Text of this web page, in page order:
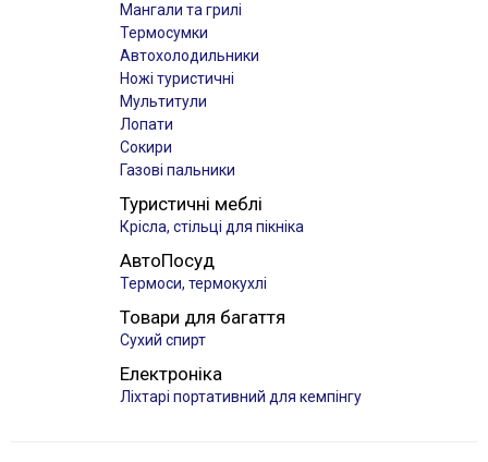
Мангали та грилі
Термосумки
Автохолодильники
Ножі туристичні
Мультитули
Лопати
Сокири
Газові пальники
Туристичні меблі
Крісла, стільці для пікніка
АвтоПосуд
Термоси, термокухлі
Товари для багаття
Сухий спирт
Електроніка
Лiхтарі портативний для кемпінгу